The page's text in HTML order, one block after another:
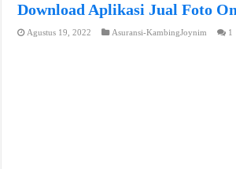
Download Aplikasi Jual Foto
Agustus 19, 2022 Asuransi-KambingJoynim 1